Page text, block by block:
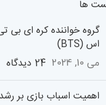
ها
گروه خواننده کره ای بی
اس (BTS)
می 10, 2024 24 دیدگاه
اهمیت اسباب بازی بر رشد